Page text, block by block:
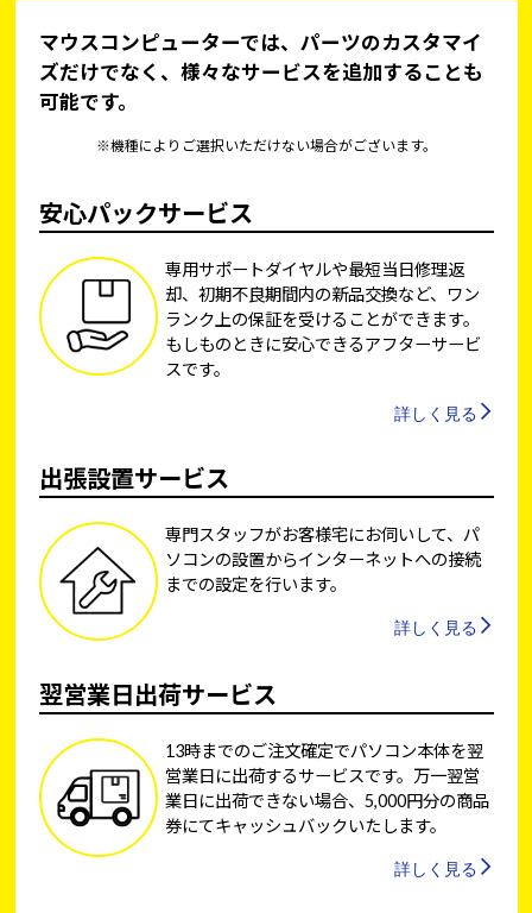
マウスコンピューターでは、パーツのカスタマイ
ズだけでなく、様々なサービスを追加することも
可能です。
※機種によりご選択いただけない場合がございます。
安心パックサービス
専用サポートダイヤルや最短当日修理返
却、初期不良期間内の新品交換など、ワン
ランク上の保証を受けることができます。
もしものときに安心できるアフターサービ
スです。
詳しく見る
出張設置サービス
専門スタッフがお客様宅にお伺いして、パ
ソコンの設置からインターネットへの接続
までの設定を行います。
詳しく見る
翌営業日出荷サービス
13時までのご注文確定でパソコン本体を翌
営業日に出荷するサービスです。万一翌営
業日に出荷できない場合、5,000円分の商品
券にてキャッシュバックいたします。
詳しく見る